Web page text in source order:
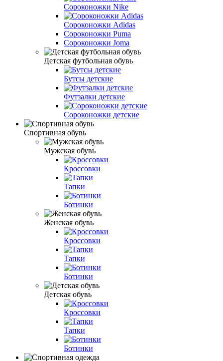
Сороконожки Nike
Сороконожки Adidas
Сороконожки Puma
Сороконожки Joma
Детская футбольная обувь
Бутсы детские
Футзалки детские
Сороконожки детские
Спортивная обувь
Мужская обувь
Кроссовки
Тапки
Ботинки
Женская обувь
Кроссовки
Тапки
Ботинки
Детская обувь
Кроссовки
Тапки
Ботинки